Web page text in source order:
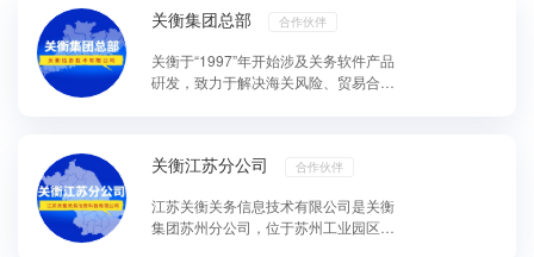
关衡集团总部 合作伙伴
关衡于“1997”年开始涉及关务软件产品
硏发，致力于解决海关风险、贸易合规
关衡江苏分公司 合作伙伴
江苏关衡关务信息技术有限公司是关衡
集团苏州分公司，位于苏州工业园区，